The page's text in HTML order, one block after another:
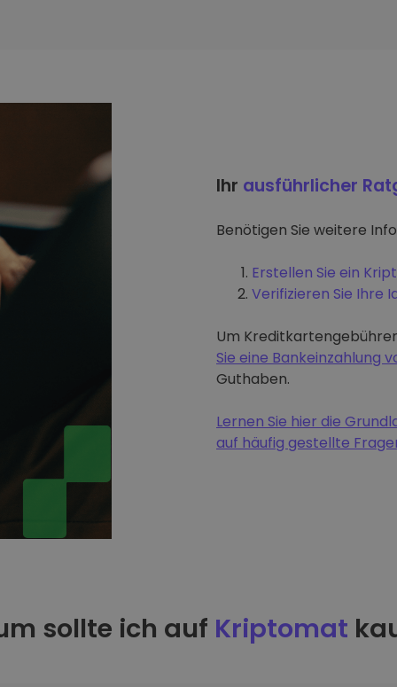
Ihr ausführlicher
Benötigen Sie weitere
Erstellen Sie ein
Verifizieren Sie Ihre
Um
Sie eine Bankeinzahlung
Guthaben.
Lernen Sie hier die
auf häufig gestellte
sollte ich auf Kriptomat